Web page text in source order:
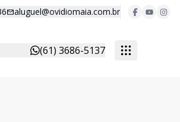
aluguel@ovidiomaia.com.br
(61) 3686-5137